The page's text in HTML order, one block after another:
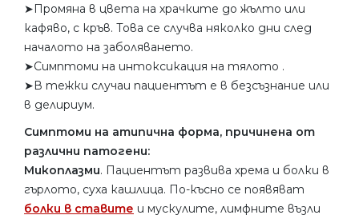
➤Промяна в цвета на храчките до жълто или
кафяво, с кръв. Това се случва няколко дни след
началото на заболяването.
➤Симптоми на интоксикация на тялото .
➤В тежки случаи пациентът е в безсъзнание или
в делириум.
Симптоми на атипична форма, причинена от
различни патогени:
Микоплазми. Пациентът развива хрема и болки в
гърлото, суха кашлица. По-късно се появяват
болки в ставите и мускулите, лимфните възли